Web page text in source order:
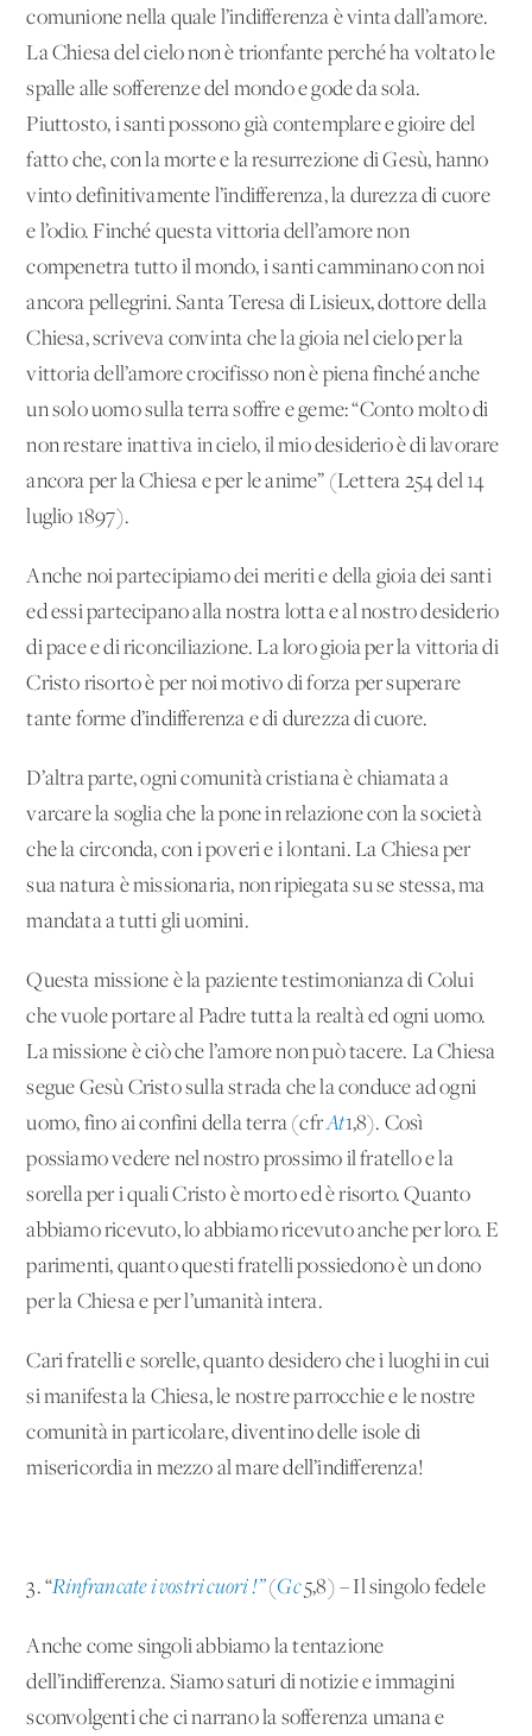
comunione nella quale l’indifferenza è vinta dall’amore.
La Chiesa del cielo non è trionfante perché ha voltato le
spalle alle sofferenze del mondo e gode da sola.
Piuttosto, i santi possono già contemplare e gioire del
fatto che, con la morte e la resurrezione di Gesù, hanno
vinto definitivamente l’indifferenza, la durezza di cuore
e l’odio. Finché questa vittoria dell’amore non
compenetra tutto il mondo, i santi camminano con noi
ancora pellegrini. Santa Teresa di Lisieux, dottore della
Chiesa, scriveva convinta che la gioia nel cielo per la
vittoria dell’amore crocifisso non è piena finché anche
un solo uomo sulla terra soffre e geme: “Conto molto di
non restare inattiva in cielo, il mio desiderio è di lavorare
ancora per la Chiesa e per le anime” (Lettera 254 del 14
luglio 1897).
Anche noi partecipiamo dei meriti e della gioia dei santi
ed essi partecipano alla nostra lotta e al nostro desiderio
di pace e di riconciliazione. La loro gioia per la vittoria di
Cristo risorto è per noi motivo di forza per superare
tante forme d’indifferenza e di durezza di cuore.
D’altra parte, ogni comunità cristiana è chiamata a
varcare la soglia che la pone in relazione con la società
che la circonda, con i poveri e i lontani. La Chiesa per
sua natura è missionaria, non ripiegata su se stessa, ma
mandata a tutti gli uomini.
Questa missione è la paziente testimonianza di Colui
che vuole portare al Padre tutta la realtà ed ogni uomo.
La missione è ciò che l’amore non può tacere. La Chiesa
segue Gesù Cristo sulla strada che la conduce ad ogni
uomo, fino ai confini della terra (cfrAt1,8). Così
possiamo vedere nel nostro prossimo il fratello e la
sorella per i quali Cristo è morto ed è risorto. Quanto
abbiamo ricevuto, lo abbiamo ricevuto anche per loro. E
parimenti, quanto questi fratelli possiedono è un dono
per la Chiesa e per l’umanità intera.
Cari fratelli e sorelle, quanto desidero che i luoghi in cui
si manifesta la Chiesa, le nostre parrocchie e le nostre
comunità in particolare, diventino delle isole di
misericordia in mezzo al mare dell’indifferenza!
3. “Rinfrancate i vostri cuori !”(Gc5,8) – Il singolo fedele
Anche come singoli abbiamo la tentazione
dell’indifferenza. Siamo saturi di notizie e immagini
sconvolgenti che ci narrano la sofferenza umana e